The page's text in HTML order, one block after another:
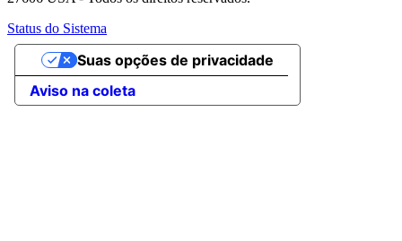
Status do Sistema
Aviso na coleta
Suas opções de privacidade